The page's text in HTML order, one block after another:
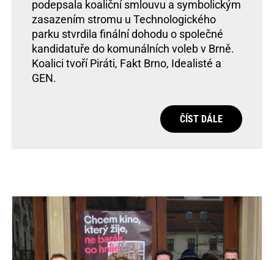
podepsala koaliční smlouvu a symbolickým
zasazením stromu u Technologického
parku stvrdila finální dohodu o společné
kandidatuře do komunálních voleb v Brně.
Koalici tvoří Piráti, Fakt Brno, Idealisté a
GEN.
ČÍST DÁLE